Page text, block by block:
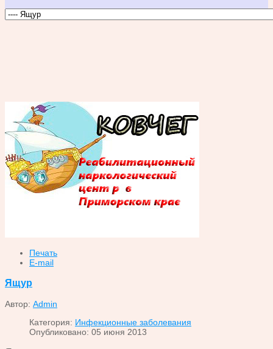
Печать
E-mail
Ящур
Автор: Admin
Категория: Инфекционные заболевания
Опубликовано: 05 июня 2013